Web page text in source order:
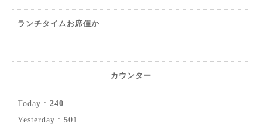
ランチタイムお席僅か
カウンター
Today : 240
Yesterday : 501